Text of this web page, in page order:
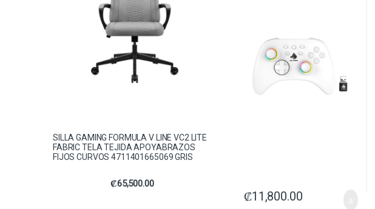
₡11,800.00
SILLA GAMING FORMULA V LINE VC2 LITE
FABRIC TELA TEJIDA APOYABRAZOS
FIJOS CURVOS 4711401665069 GRIS
₡65,500.00